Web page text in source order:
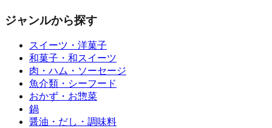
ジャンルから探す
スイーツ・洋菓子
和菓子・和スイーツ
肉・ハム・ソーセージ
魚介類・シーフード
おかず・お惣菜
鍋
醤油・だし・調味料